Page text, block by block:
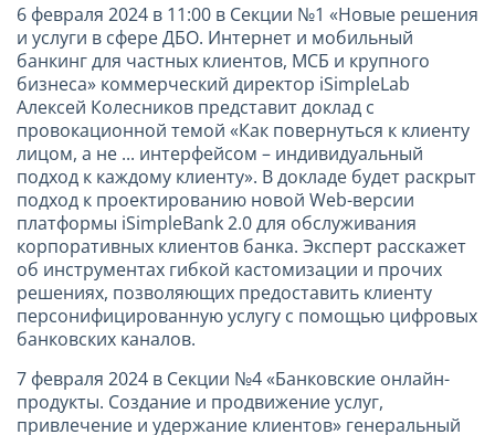
6 февраля 2024 в 11:00 в Секции №1 «Новые решения
и услуги в сфере ДБО. Интернет и мобильный
банкинг для частных клиентов, МСБ и крупного
бизнеса» коммерческий директор iSimpleLab
Алексей Колесников представит доклад с
провокационной темой «Как повернуться к клиенту
лицом, а не ... интерфейсом – индивидуальный
подход к каждому клиенту». В докладе будет раскрыт
подход к проектированию новой Web-версии
платформы iSimpleBank 2.0 для обслуживания
корпоративных клиентов банка. Эксперт расскажет
об инструментах гибкой кастомизации и прочих
решениях, позволяющих предоставить клиенту
персонифицированную услугу с помощью цифровых
банковских каналов.
7 февраля 2024 в Секции №4 «Банковские онлайн-
продукты. Создание и продвижение услуг,
привлечение и удержание клиентов» генеральный